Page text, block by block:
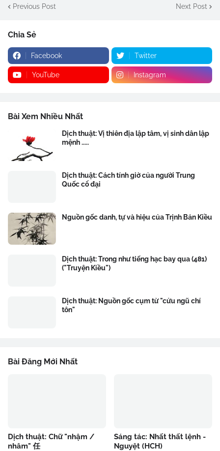
Previous Post Next Post
Chia Sẻ
Facebook Twitter
YouTube Instagram
Bài Xem Nhiều Nhất
Dịch thuật: Vị thiên địa lập tâm, vị sinh dân lập
mệnh .....
Dịch thuật: Cách tính giờ của người Trung
Quốc cổ đại
Nguồn gốc danh, tự và hiệu của Trịnh Bản Kiều
Dịch thuật: Trong như tiếng hạc bay qua (481)
("Truyện Kiều")
Dịch thuật: Nguồn gốc cụm từ "cửu ngũ chí
tôn"
Bài Đăng Mới Nhất
Dịch thuật: Chữ "nhậm /
nhâm" 任
Sáng tác: Nhất thất lệnh -
Nguyệt (HCH)